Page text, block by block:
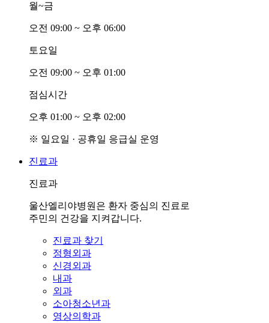
월~금
오전 09:00 ~ 오후 06:00
토요일
오전 09:00 ~ 오후 01:00
점심시간
오후 01:00 ~ 오후 02:00
※ 일요일 · 공휴일 응급실 운영
진료과
진료과
울산엘리야병원은 환자 중심의 진료로
주민의 건강을 지켜갑니다.
진료과 찾기
정형외과
신경외과
내과
외과
소아청소년과
영상의학과